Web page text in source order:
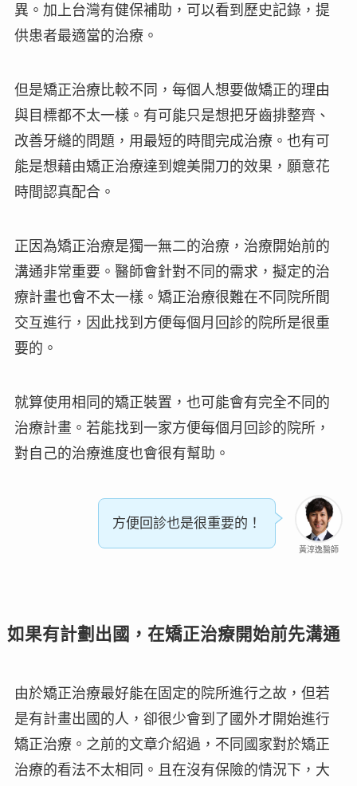
異。加上台灣有健保補助，可以看到歷史記錄，提
供患者最適當的治療。
但是矯正治療比較不同，每個人想要做矯正的理由
與目標都不太一樣。有可能只是想把牙齒排整齊、
改善牙縫的問題，用最短的時間完成治療。也有可
能是想藉由矯正治療達到媲美開刀的效果，願意花
時間認真配合。
正因為矯正治療是獨一無二的治療，治療開始前的
溝通非常重要。醫師會針對不同的需求，擬定的治
療計畫也會不太一樣。矯正治療很難在不同院所間
交互進行，因此找到方便每個月回診的院所是很重
要的。
就算使用相同的矯正裝置，也可能會有完全不同的
治療計畫 。若能找到一家方便每個月回診的院所，
對自己的治療進度也會很有幫助。
黃淳逸醫師
方便回診也是很重要的！
如果有計劃出國，在矯正治療開始前先溝通
由於矯正治療最好能在固定的院所進行之故，但若
是有計畫出國的人，卻很少會到了國外才開始進行
矯正治療。之前的文章介紹過，不同國家對於矯正
治療的看法不太相同。且在沒有保險的情況下，大